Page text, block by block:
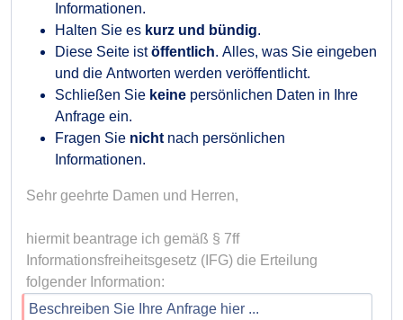
Informationen.
Halten Sie es kurz und bündig.
Diese Seite istöffentlich. Alles, was Sie eingeben
und die Antworten werden veröffentlicht.
Schließen Sie keine persönlichen Daten in Ihre
Anfrage ein.
Fragen Sie nicht nach persönlichen
Informationen.
Sehr geehrte Damen und Herren,
hiermit beantrage ich gemäß § 7ff
Informationsfreiheitsgesetz (IFG) die Erteilung